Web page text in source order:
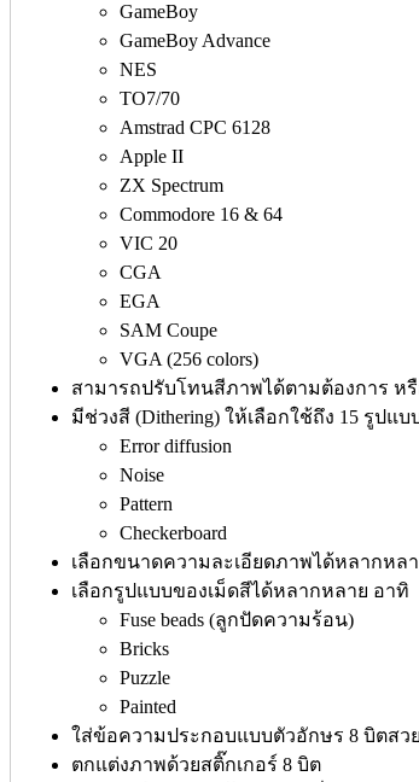
GameBoy
GameBoy Advance
NES
TO7/70
Amstrad CPC 6128
Apple II
ZX Spectrum
Commodore 16 & 64
VIC 20
CGA
EGA
SAM Coupe
VGA (256 colors)
สามารถปรับโทนสีภาพได้ตามต้องการ หรื
มีช่วงสี (Dithering) ให้เลือกใช้ถึง 15 รูปแบ
Error diffusion
Noise
Pattern
Checkerboard
เลือกขนาดความละเอียดภาพได้หลากหลา
เลือกรูปแบบของเม็ดสีได้หลากหลาย อาทิ
Fuse beads (ลูกปัดความร้อน)
Bricks
Puzzle
Painted
ใส่ข้อความประกอบแบบตัวอักษร 8 บิตสว
ตกแต่งภาพด้วยสติ๊กเกอร์ 8 บิต